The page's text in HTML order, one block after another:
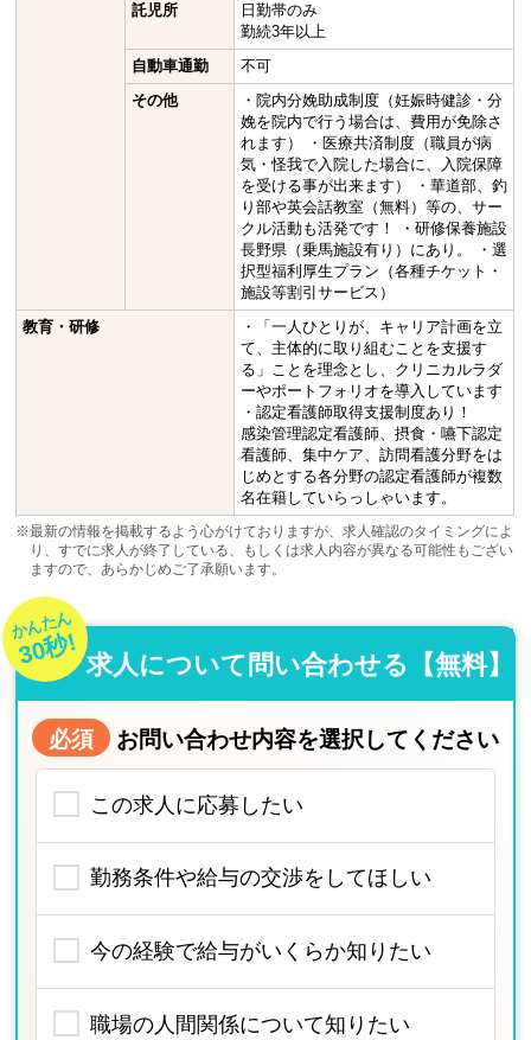
託児所
日勤帯のみ
勤続3年以上
自動車通勤
不可
その他
・院内分娩助成制度（妊娠時健診・分
娩を院内で行う場合は、費用が免除さ
れます） ・医療共済制度（職員が病
気・怪我で入院した場合に、入院保障
を受ける事が出来ます） ・華道部、釣
り部や英会話教室（無料）等の、サー
クル活動も活発です！ ・研修保養施設
長野県（乗馬施設有り）にあり。 ・選
択型福利厚生プラン（各種チケット・
施設等割引サービス）
教育・研修
・「一人ひとりが、キャリア計画を立
て、主体的に取り組むことを支援す
る」ことを理念とし、クリニカルラダ
ーやポートフォリオを導入しています
・認定看護師取得支援制度あり！
感染管理認定看護師、摂食・嚥下認定
看護師、集中ケア、訪問看護分野をは
じめとする各分野の認定看護師が複数
名在籍していらっしゃいます。
※最新の情報を掲載するよう心がけておりますが、求人確認のタイミングによ
り、すでに求人が終了している、もしくは求人内容が異なる可能性もござい
ますので、あらかじめご了承願います。
かんたん
30秒! 求人について問い合わせる【無料】
必須 お問い合わせ内容を選択してください
この求人に応募したい
勤務条件や給与の交渉をしてほしい
今の経験で給与がいくらか知りたい
職場の人間関係について知りたい